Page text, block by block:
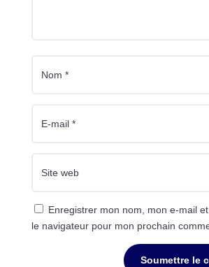
Enregistrer mon nom, mon e-mail
le navigateur pour mon prochain
Soumettre le